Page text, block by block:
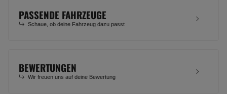
PASSENDE FAHRZEUGE
Schaue, ob deine Fahrzeug dazu passt
BEWERTUNGEN
Wir freuen uns auf deine Bewertung